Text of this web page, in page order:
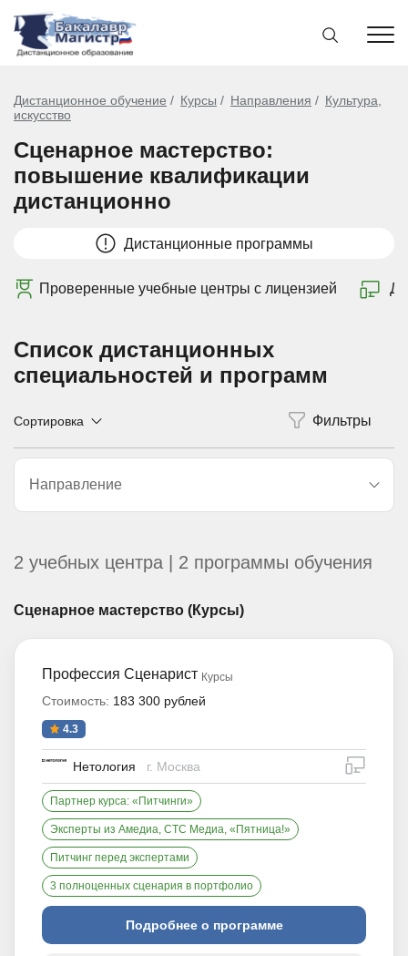
Дистанционное обучение Курсы Направления
Культура,
искусство
Сценарное мастерство:
повышение квалификации
дистанционно
Дистанционные программы
Проверенные учебные центры с лицензией
Список дистанционных
специальностей и программ
Направление
Сортировка
2 учебных центра | 2 программы обучения
Сценарное мастерство (Курсы)
Профессия Сценарист Курсы
Стоимость: 183 300 рублей
4.3
Нетология г. Москва
Партнер курса: «Питчинги»
Эксперты из Амедиа, СТС Медиа, «Пятница!»
Питчинг перед экспертами
3 полноценных сценария в портфолио
Подробнее о программе